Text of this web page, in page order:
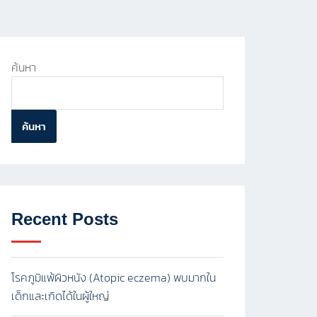
ค้นหา
ค้นหา
Recent Posts
โรคภูมิแพ้ผิวหนัง (Atopic eczema) พบมากใน
เด็กและเกิดได้ในผู้ใหญ่